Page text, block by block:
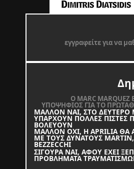
εγγραφείτε για να
O MARC
ΥΠΟΨΗΦΙΟΣ ΓΙΑ ΤΟ
ΜΑΛΛΟΝ ΝΑΙ, ΣΤΟ ΔΕΥΤΕΡΟ
ΥΠΑΡΧΟΥΝ ΠΟΛΛΕΣ ΠΙΣΤΕΣ
ΒΟΛΕΥΟΥΝ
ΜΑΛΛΟΝ ΟΧΙ, Η APRILIA ΘΑ
ΜΕ ΤΟΥΣ ΔΥΝΑΤΟΥΣ MARTIN,
BEZZECCHI
ΣΙΓΟΥΡΑ ΝΑΙ, ΑΦΟΥ ΕΧΕΙ
ΠΡΟΒΛΗΜΑΤΑ